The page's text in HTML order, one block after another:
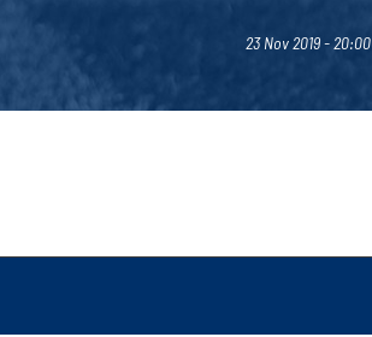
23 Nov 2019 - 20:00